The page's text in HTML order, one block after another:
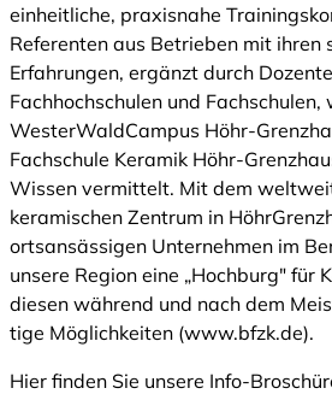
einheitliche, praxisnahe
Referenten aus Betrieben mit ihren
Erfahrungen, ergänzt durch
Fachhochschulen und Fachschulen,
WesterWaldCampus Höhr-
Fachschule Keramik Höhr-
Wissen vermittelt. Mit dem
keramischen Zentrum in
ortsansässigen Unternehmen im
unsere Region eine „Hochburg" für
diesen während und nach dem
tige Möglichkeiten (www.bfzk.de).
Hier finden Sie unsere Info-